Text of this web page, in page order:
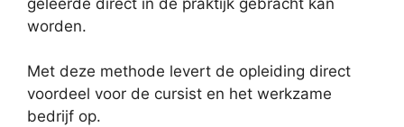
worden.
Met deze methode levert de opleiding direct
voordeel voor de cursist en het werkzame
bedrijf op.